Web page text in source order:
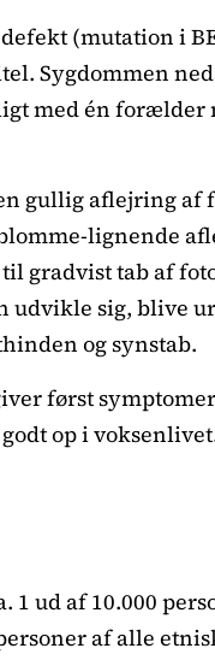
(mutation i
Sygdommen
med én forælder
gullig aflejring
lignende
gradvist tab af
udvikle sig, blive
og synstab.
først
op i
ud af 10.000
af alle